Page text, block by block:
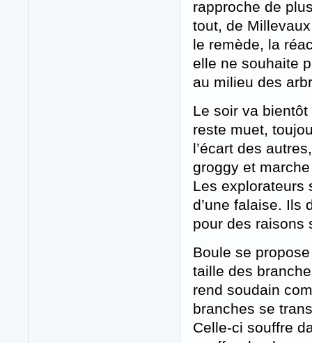
rapproche de
tout, de
le remède, la
elle ne souhaite
au milieu des
Le soir va
reste muet,
l’écart des
groggy et
Les explorateurs
d’une falaise. Ils
pour des raisons
Boule se
taille des
rend soudain
branches se
Celle-ci souffre